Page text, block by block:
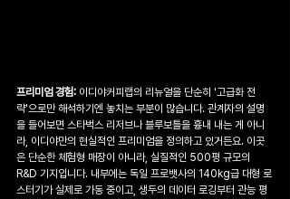
프리미엄 경험: 이디야커피랩의 리뉴얼을 단순히 '고급화 전
략'으로만 해석하기엔 놓치는 부분이 많습니다. 관계자의 설명
을 들어보면 스타벅스 리저브나 블루보틀을 흉내 내는 게 아니
라, 이디야만의 현실적인 프리미엄을 정의하고 있거든요. 이곳
은 단순한 체험형 매장이 아니라, 실질적인 500평 규모의
R&D 기지입니다. 내부에는 독일 프로뱃사의 140kg급 대형 로
스터기가 실제로 가동 중이고, 생두의 데이터 로깅부터 관능 평